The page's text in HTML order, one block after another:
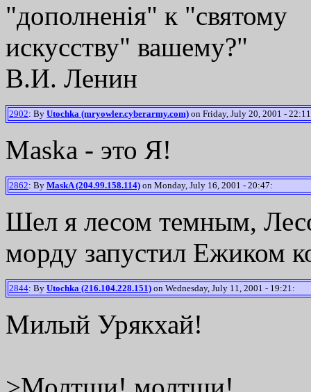
"дополненiя" к "святому
искусству" вашему?"
В.И. Ленин
2902: By Utochka (mryowler.cyberarmy.com) on Friday, July 20, 2001 -
Maska - это Я!
2862: By MaskA (204.99.158.114) on Monday, July 16, 2001 - 20:47:
Шел я лесом темным,
морду запустил Ежиком
2844: By Utochka (216.104.228.151) on Wednesday, July 11, 2001 - 19:21:
Милый Урякхай!